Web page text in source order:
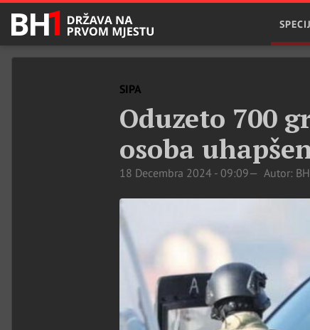
SIPA
Oduzeto 700
osoba
18 Decembra 2024 - 09:09 Autor: